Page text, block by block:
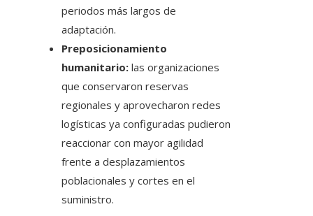
periodos más largos de
adaptación.
Preposicionamiento
humanitario: las organizaciones
que conservaron reservas
regionales y aprovecharon redes
logísticas ya configuradas pudieron
reaccionar con mayor agilidad
frente a desplazamientos
poblacionales y cortes en el
suministro.